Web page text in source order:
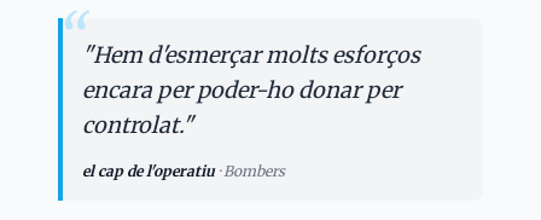
“"Hem d'esmerçar molts esforços
encara per poder-ho donar per
controlat."
el cap de l'operatiu·Bombers